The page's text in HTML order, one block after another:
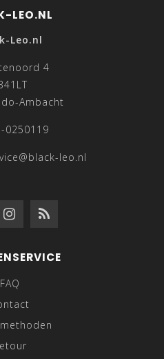
LEO.NL
Leo.nl
4
Ambacht
0250119
leo.nl
FAQ